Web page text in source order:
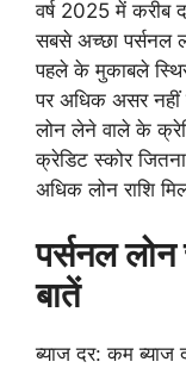
वर्ष 2025 में करीब
सबसे अच्छा पर्सनल
पहले के मुकाबले
पर अधिक असर नहीं
लोन लेने वाले के
क्रेडिट स्कोर
अधिक लोन राशि
पर्सनल
बातें
ब्याज दर: कम